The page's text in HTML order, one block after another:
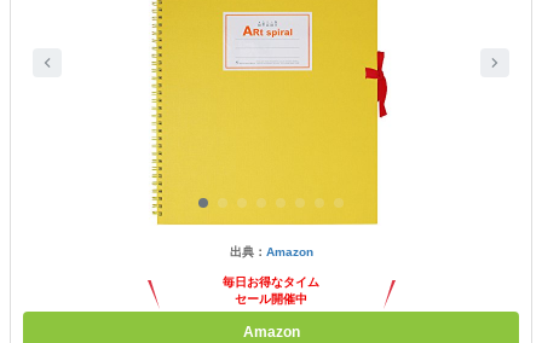
出典： Amazon
毎日お得なタイム
セール開催中
Amazon